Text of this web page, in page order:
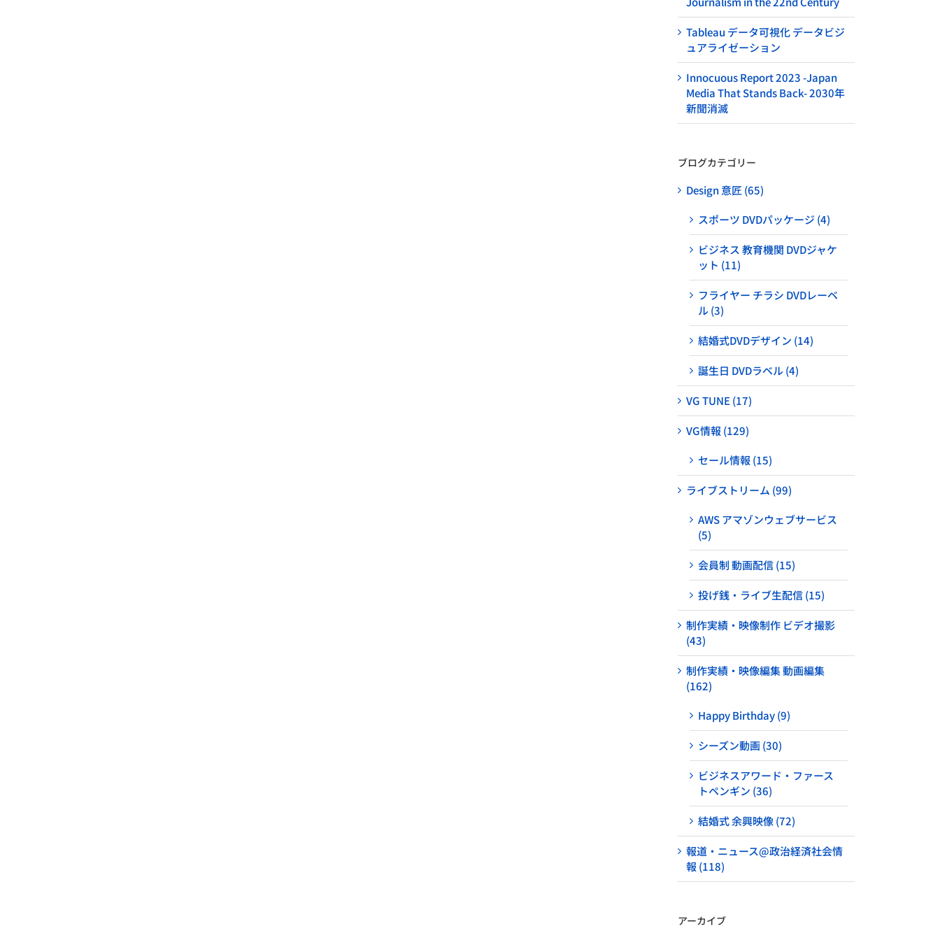
Tableau データ可視化 データビジ
ュアライゼーション
Innocuous Report 2023 -Japan
Media That Stands Back- 2030年
新聞消滅
ブログカテゴリー
Design 意匠 (65)
スポーツ DVDパッケージ (4)
ビジネス 教育機関 DVDジャケ
ット (11)
フライヤー チラシ DVDレーベ
ル (3)
結婚式DVDデザイン (14)
誕生日 DVDラベル (4)
VG TUNE (17)
VG情報 (129)
セール情報 (15)
ライブストリーム (99)
AWS アマゾンウェブサービス
(5)
会員制 動画配信 (15)
投げ銭・ライブ生配信 (15)
制作実績・映像制作 ビデオ撮影
(43)
制作実績・映像編集 動画編集
(162)
Happy Birthday (9)
シーズン動画 (30)
ビジネスアワード・ファース
トペンギン (36)
結婚式 余興映像 (72)
報道・ニュース@政治経済社会情
報 (118)
アーカイブ